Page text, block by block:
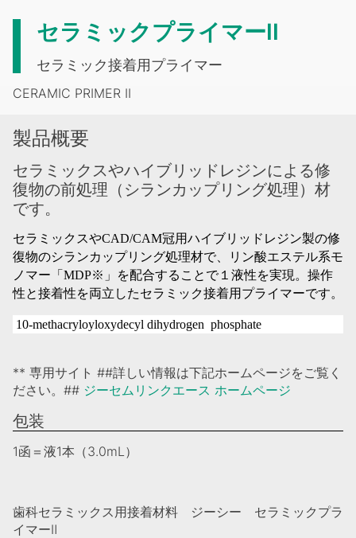
セラミックプライマーII
セラミック接着用プライマー
CERAMIC PRIMER II
製品概要
セラミックスやハイブリッドレジンによる修
復物の前処理（シランカップリング処理）材
です。
セラミックスやCAD/CAM冠用ハイブリッドレジン製の修
復物のシランカップリング処理材で、リン酸エステル系モ
ノマー「 MDP※ 」を配合することで１液性を実現。操作
性と接着性を両立したセラミック接着用プライマーです。
10-methacryloyloxydecyl dihydrogen phosphate
** 専用サイト ##詳しい情報は下記ホームページをご覧く
ださい。## ジーセムリンクエース ホームページ
包装
1函＝液1本（3.0mL）
歯科セラミックス用接着材料 ジーシー セラミックプラ
イマーⅡ